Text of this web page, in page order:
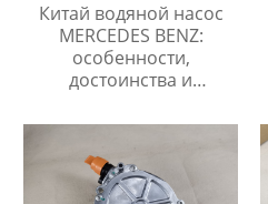
Китай водяной насос
MERCEDES BENZ:
особенности,
достоинства и